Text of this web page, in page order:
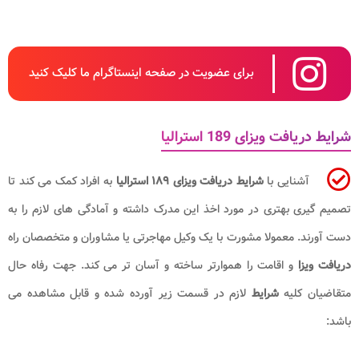
برای عضویت در صفحه اینستاگرام ما کلیک کنید
شرایط دریافت ویزای 189 استرالیا
آشنایی باشرایط دریافت ویزای ۱۸۹ استرالیا
به افراد کمک می کند تا
تصمیم گیری بهتری در مورد اخذ این مدرک داشته و آمادگی های لازم را به
دست آورند. معمولا مشورت با یک وکیل مهاجرتی یا مشاوران و متخصصان راه
دریافت ویزا و اقامت را هموارتر ساخته و آسان تر می کند. جهت رفاه حال
متقاضیان کلیه شرایط لازم در قسمت زیر آورده شده و قابل مشاهده می
باشد: